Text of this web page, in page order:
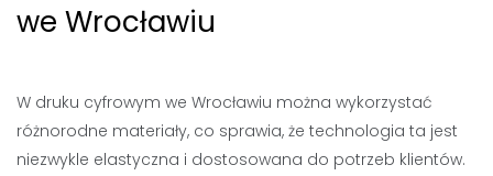
we Wrocławiu
W druku cyfrowym we Wrocławiu można wykorzystać
różnorodne materiały, co sprawia, że technologia ta jest
niezwykle elastyczna i dostosowana do potrzeb klientów.